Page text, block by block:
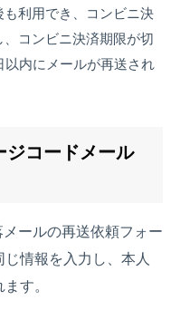
利用でき、コンビニ決
コンビニ決済期限が切
以内にメールが再送され
ジコードメール
ールの再送依頼フォー
情報を入力し、本人
す。